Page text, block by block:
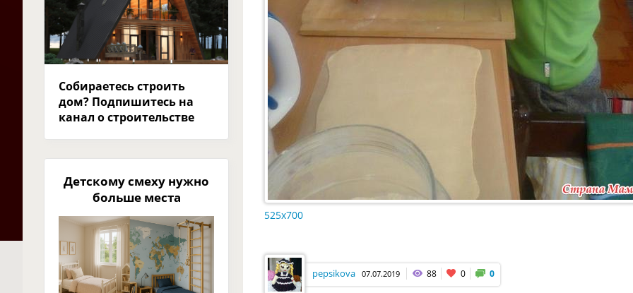
525x700
pepsikova 07.07.2019 88 0 0
Собираетесь строить
дом? Подпишитесь на
канал о строительстве
Детскому смеху нужно
больше места